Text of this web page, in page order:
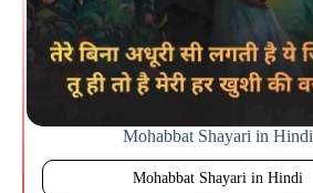
Mohabbat Shayari in Hindi
Mohabbat Shayari in Hindi